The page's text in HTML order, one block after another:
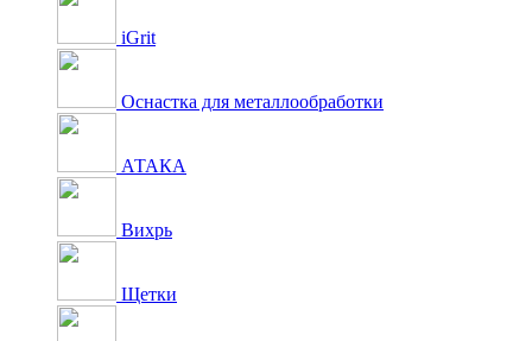
iGrit
Оснастка для металлообработки
АТАКА
Вихрь
Щетки